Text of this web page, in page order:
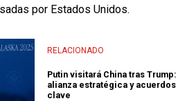
por Estados Unidos.
RELACIONADO
Putin visitará China tras Trump:
alianza estratégica y acuerdos
clave